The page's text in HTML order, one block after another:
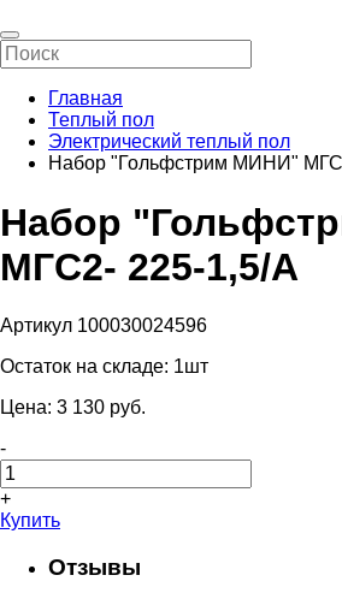
Главная
Теплый пол
Электрический теплый пол
Набор "Гольфстрим МИНИ"
Набор
МГС2- 225-1,5/А
Артикул 100030024596
Остаток на складе: 1шт
Цена: 3 130 pуб.
-
+
Купить
Отзывы